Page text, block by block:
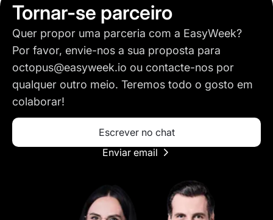
Tornar-se parceiro
Quer propor uma parceria com a EasyWeek?
Por favor, envie-nos a sua proposta para
octopus@easyweek.io ou contacte-nos por
qualquer outro meio. Teremos todo o gosto em
colaborar!
Escrever no chat
Enviar email